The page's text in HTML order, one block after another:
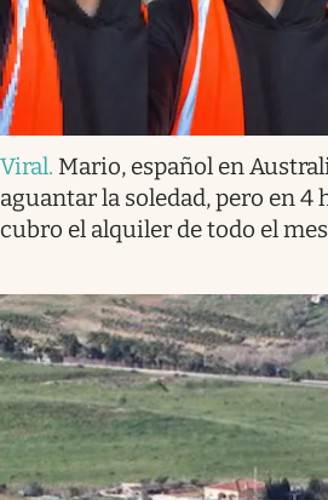
Viral. Mario, español en
aguantar la soledad, pero en 4
cubro el alquiler de todo el